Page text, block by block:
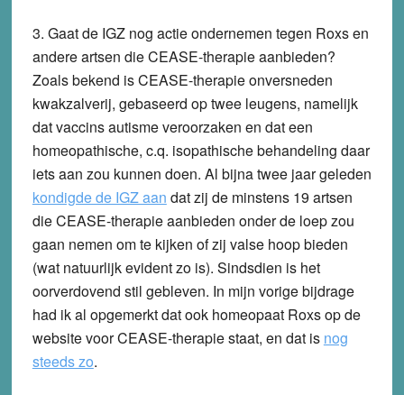
3. Gaat de IGZ nog actie ondernemen tegen Roxs en
andere artsen die CEASE-therapie aanbieden?
Zoals bekend is CEASE-therapie onversneden
kwakzalverij, gebaseerd op twee leugens, namelijk
dat vaccins autisme veroorzaken en dat een
homeopathische, c.q. isopathische behandeling daar
iets aan zou kunnen doen. Al bijna twee jaar geleden
kondigde de IGZ aan dat zij de minstens 19 artsen
die CEASE-therapie aanbieden onder de loep zou
gaan nemen om te kijken of zij valse hoop bieden
(wat natuurlijk evident zo is). Sindsdien is het
oorverdovend stil gebleven. In mijn vorige bijdrage
had ik al opgemerkt dat ook homeopaat Roxs op de
website voor CEASE-therapie staat, en dat is nog
steeds zo.